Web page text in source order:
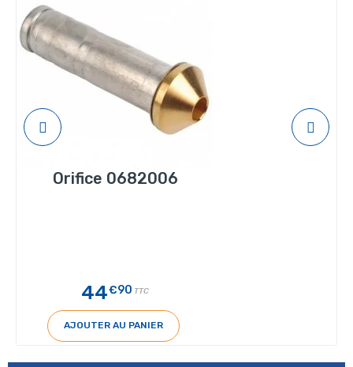
Orifice 0682006
44€90 TTC
AJOUTER AU PANIER